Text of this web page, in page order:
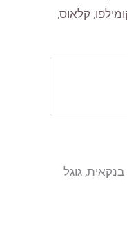
, קלאוס,
גוגל